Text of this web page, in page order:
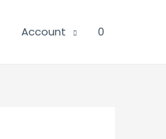
Account 0